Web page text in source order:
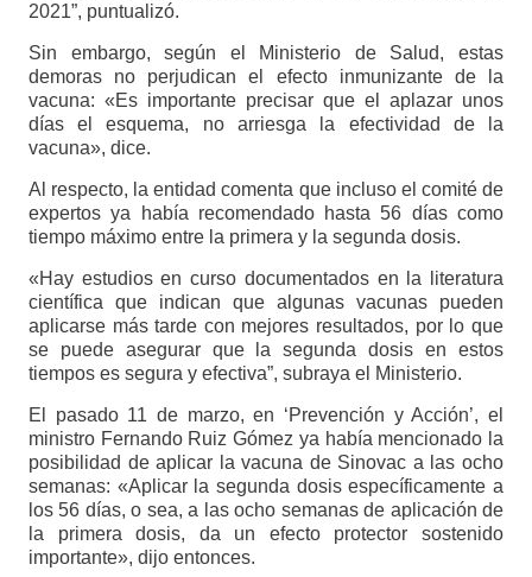
2021”, puntualizó.
Sin embargo, según el Ministerio de Salud, estas
demoras no perjudican el efecto inmunizante de la
vacuna: «Es importante precisar que el aplazar unos
días el esquema, no arriesga la efectividad de la
vacuna», dice.
Al respecto, la entidad comenta que incluso el comité de
expertos ya había recomendado hasta 56 días como
tiempo máximo entre la primera y la segunda dosis.
«Hay estudios en curso documentados en la literatura
científica que indican que algunas vacunas pueden
aplicarse más tarde con mejores resultados, por lo que
se puede asegurar que la segunda dosis en estos
tiempos es segura y efectiva”, subraya el Ministerio.
El pasado 11 de marzo, en ‘Prevención y Acción’, el
ministro Fernando Ruiz Gómez ya había mencionado la
posibilidad de aplicar la vacuna de Sinovac a las ocho
semanas: «Aplicar la segunda dosis específicamente a
los 56 días, o sea, a las ocho semanas de aplicación de
la primera dosis, da un efecto protector sostenido
importante», dijo entonces.